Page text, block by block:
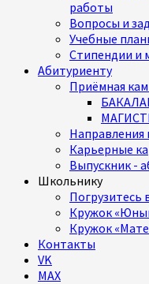
работы
Вопросы и
Учебные
Стипендии и
Абитуриенту
Приёмная
Направления
Карьерные
Выпускник -
Школьнику
Погрузитесь
Кружок
Кружок
Контакты
VK
MAX